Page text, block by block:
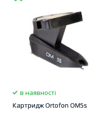
в наявності
Картридж Ortofon OM5s